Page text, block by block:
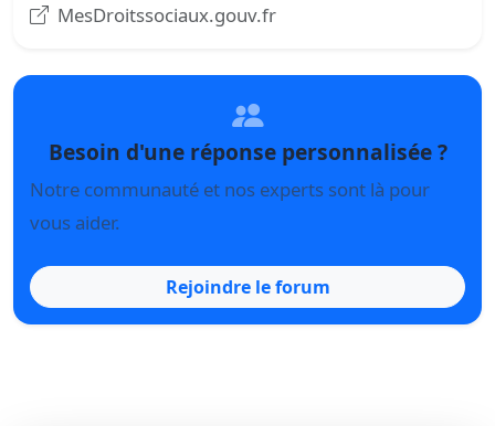
MesDroitssociaux.gouv.fr
Besoin d'une réponse personnalisée ?
Notre communauté et nos experts sont là pour
vous aider.
Rejoindre le forum